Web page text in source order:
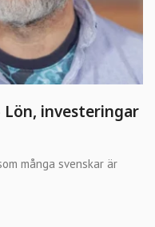
investeringar
många svenskar är